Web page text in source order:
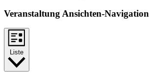
Veranstaltung Ansichten-Navigation
Liste